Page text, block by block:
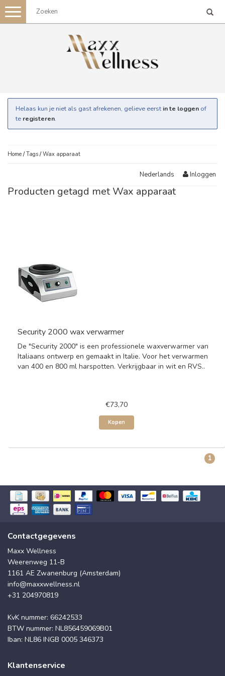
Toggle
navigation
Helaas kun je niet als gast afrekenen, gelieve eerst in te loggen of
te registeren.
Home /Tags /Wax apparaat
Nederlands Inloggen
Producten getagd met Wax apparaat
Security 2000 wax verwarmer
De "Security 2000" is een professionele waxverwarmer van
Italiaans ontwerp en gemaakt in Italie. Voor het verwarmen
van 400 en 800 ml harspotten. Verkrijgbaar in wit en RVS..
€73,70
Kopen
1
Contactgegevens
Maxx Wellness
Weerenweg 11-B
1161 AE Zwanenburg (Amsterdam)
info@maxxwellness.nl
+31 204970819
KvK nummer: 66242533
BTW nummer: NL856459069B01
Iban: NL86 INGB 0005 346373
Klantenservice